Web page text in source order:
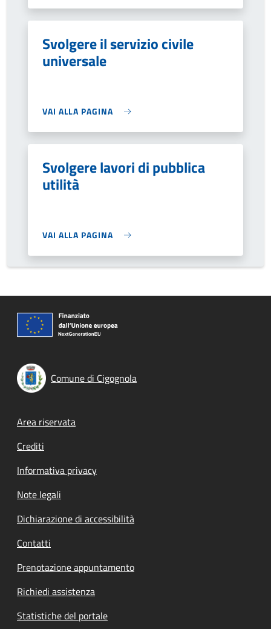
Svolgere il servizio civile
universale
VAI ALLA PAGINA
Svolgere lavori di pubblica
utilità
VAI ALLA PAGINA
Comune di Cigognola
Footer menu
Area riservata
Crediti
Informativa privacy
Note legali
Dichiarazione di accessibilità
Contatti
Prenotazione appuntamento
Richiedi assistenza
Statistiche del portale